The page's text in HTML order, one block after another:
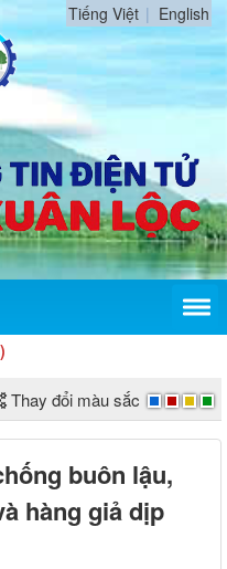
Tiếng Việt English
Thay đổi màu sắc
buôn lậu,
hàng giả dịp